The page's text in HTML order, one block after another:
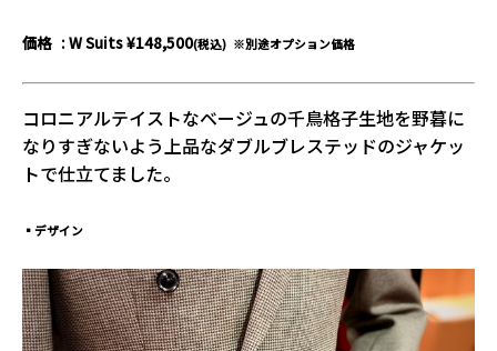
価格 : W Suits¥148,500(税込) ※別途オプション価格
コロニアルテイストなベージュの千鳥格子生地を野暮に
なりすぎないよう上品なダブルブレステッドのジャケッ
トで仕立てました。
▪デザイン